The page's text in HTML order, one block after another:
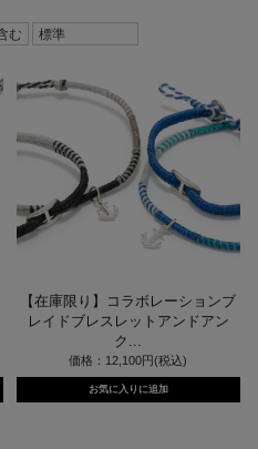
【在庫限り】コラボレーションブ
レイドブレスレットアンドアン
ク...
価格：12,100円(税込)